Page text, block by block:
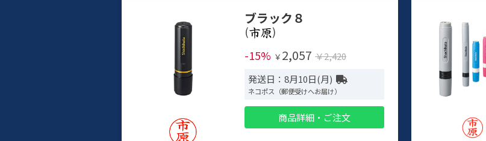
ブラック８
(
)
-15% ￥ 2,057 ￥2,420
発送日：8月10日(月)
ネコポス（郵便受けへお届け）
商品詳細・ご注文